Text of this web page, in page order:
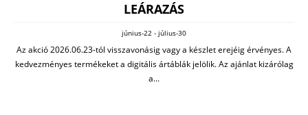
LEÁRAZÁS
június-22 - július-30
Az akció 2026.06.23-tól visszavonásig vagy a készlet erejéig érvényes. A
kedvezményes termékeket a digitális ártáblák jelölik. Az ajánlat kizárólag
a...